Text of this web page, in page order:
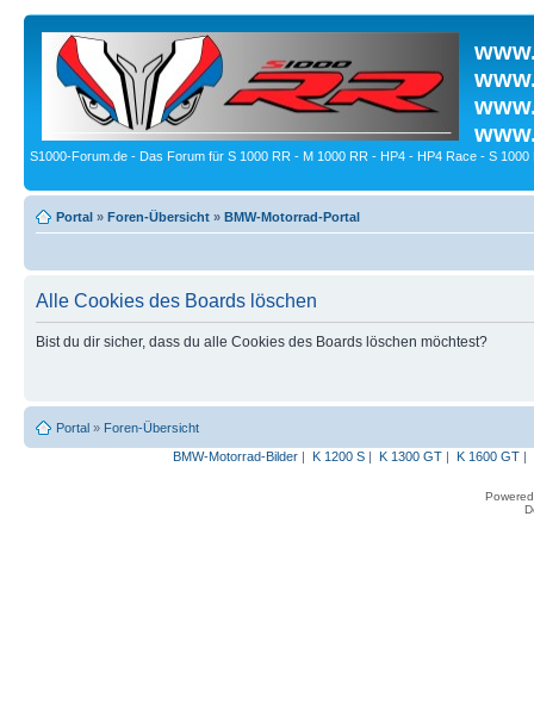
S1000-Forum.de - Das Forum für S 1000 RR - M 1000 RR - HP4 - HP4 Race - S 1000
Portal » Foren-Übersicht » BMW-Motorrad-Portal
Alle Cookies des Boards löschen
Bist du dir sicher, dass du alle Cookies des Boards löschen möchtest?
Portal » Foren-Übersicht
BMW-Motorrad-Bilder| K 1200 S| K 1300 GT| K 1600 GT|